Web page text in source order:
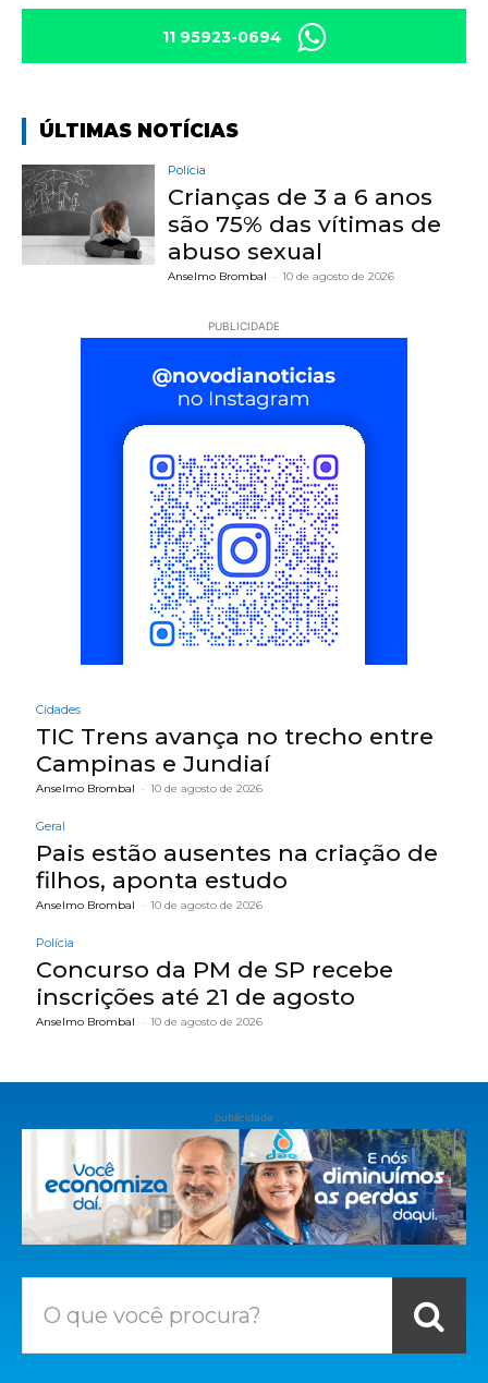
11 95923-0694
ÚLTIMAS NOTÍCIAS
Polícia
Crianças de 3 a 6 anos
são 75% das vítimas de
abuso sexual
Anselmo Brombal - 10 de agosto de 2026
PUBLICIDADE
Cidades
TIC Trens avança no trecho entre
Campinas e Jundiaí
Anselmo Brombal - 10 de agosto de 2026
Geral
Pais estão ausentes na criação de
filhos, aponta estudo
Anselmo Brombal - 10 de agosto de 2026
Polícia
Concurso da PM de SP recebe
inscrições até 21 de agosto
Anselmo Brombal - 10 de agosto de 2026
publicidade
O que você procura?